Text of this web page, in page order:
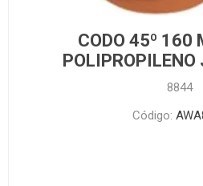
CODO 45º 160
POLIPROPILENO
8844
Código: